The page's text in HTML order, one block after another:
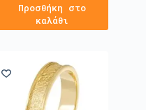
Προσθήκη στο
καλάθι